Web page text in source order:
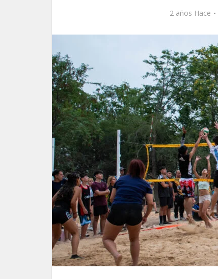
2 años Hace